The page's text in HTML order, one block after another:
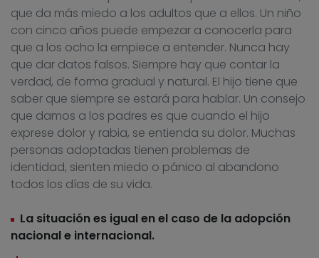
que da más miedo a los adultos que a ellos. Un niño
con cinco años puede empezar a conocerla para
que a los ocho la empiece a entender. Nunca hay
que dar datos falsos. Siempre hay que contar la
verdad, de forma gradual y natural. El hijo tiene que
saber que siempre se estará para hablar. Un consejo
que damos a los padres es que cuando el hijo
exprese dolor y rabia, se entienda su dolor. Muchas
personas adoptadas tienen problemas de
identidad, sienten miedo o pánico al abandono
todos los días de su vida.
La situación es igual en el caso de la adopción
nacional e internacional.